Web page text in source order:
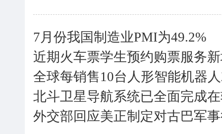
7月份我国制造业PMI为49.2%
近期火车票学生预约购票服务
全球每销售10台人形智能机器
北斗卫星导航系统已全面完成
外交部回应美正制定对古巴军